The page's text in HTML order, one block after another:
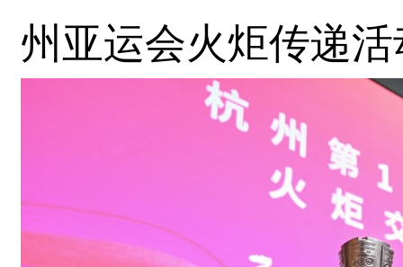
州亚运会火炬传递